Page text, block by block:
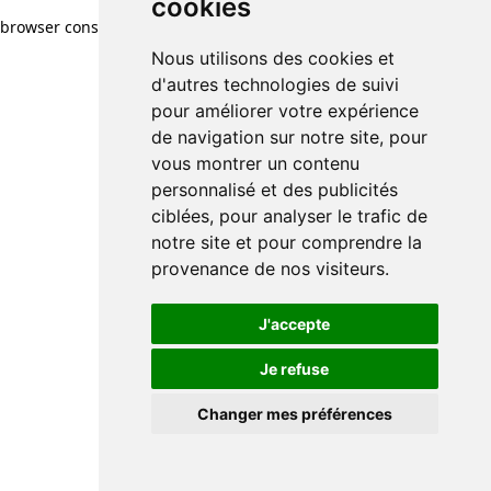
cookies
Nous utilisons des cookies et
d'autres technologies de suivi
pour améliorer votre expérience
de navigation sur notre site, pour
vous montrer un contenu
personnalisé et des publicités
ciblées, pour analyser le trafic de
notre site et pour comprendre la
provenance de nos visiteurs.
J'accepte
Je refuse
Changer mes préférences
browser console for more information)